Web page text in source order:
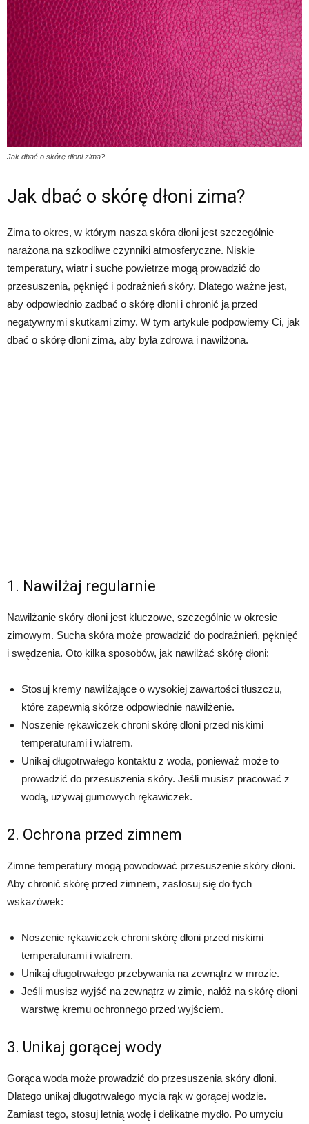
Jak dbać o skórę dłoni zima?
Jak dbać o skórę dłoni zima?
Zima to okres, w którym nasza skóra dłoni jest szczególnie
narażona na szkodliwe czynniki atmosferyczne. Niskie
temperatury, wiatr i suche powietrze mogą prowadzić do
przesuszenia, pęknięć i podrażnień skóry. Dlatego ważne jest,
aby odpowiednio zadbać o skórę dłoni i chronić ją przed
negatywnymi skutkami zimy. W tym artykule podpowiemy Ci, jak
dbać o skórę dłoni zima, aby była zdrowa i nawilżona.
1. Nawilżaj regularnie
Nawilżanie skóry dłoni jest kluczowe, szczególnie w okresie
zimowym. Sucha skóra może prowadzić do podrażnień, pęknięć
i swędzenia. Oto kilka sposobów, jak nawilżać skórę dłoni:
Stosuj kremy nawilżające o wysokiej zawartości tłuszczu,
które zapewnią skórze odpowiednie nawilżenie.
Noszenie rękawiczek chroni skórę dłoni przed niskimi
temperaturami i wiatrem.
Unikaj długotrwałego kontaktu z wodą, ponieważ może to
prowadzić do przesuszenia skóry. Jeśli musisz pracować z
wodą, używaj gumowych rękawiczek.
2. Ochrona przed zimnem
Zimne temperatury mogą powodować przesuszenie skóry dłoni.
Aby chronić skórę przed zimnem, zastosuj się do tych
wskazówek:
Noszenie rękawiczek chroni skórę dłoni przed niskimi
temperaturami i wiatrem.
Unikaj długotrwałego przebywania na zewnątrz w mrozie.
Jeśli musisz wyjść na zewnątrz w zimie, nałóż na skórę dłoni
warstwę kremu ochronnego przed wyjściem.
3. Unikaj gorącej wody
Gorąca woda może prowadzić do przesuszenia skóry dłoni.
Dlatego unikaj długotrwałego mycia rąk w gorącej wodzie.
Zamiast tego, stosuj letnią wodę i delikatne mydło. Po umyciu